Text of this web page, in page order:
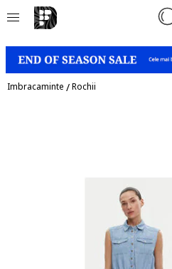
Imbracaminte /Rochii